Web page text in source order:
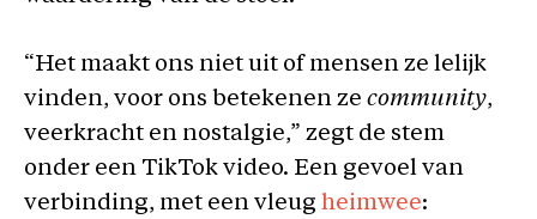
“Het maakt ons niet uit of mensen ze lelijk
vinden, voor ons betekenen ze community,
veerkracht en nostalgie,” zegt de stem
onder een TikTok video. Een gevoel van
verbinding, met een vleug heimwee: